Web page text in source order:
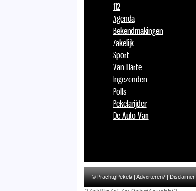
112
Agenda
Bekendmakingen
Zakelijk
Sport
Van Harte
Ingezonden
Polls
Pekelarijder
De Auto Van
© PrachtigPekela |Adverteren?|Disclaimer